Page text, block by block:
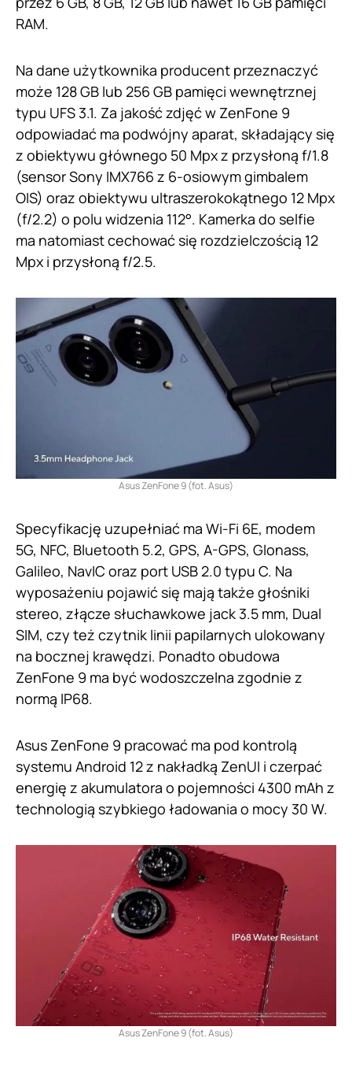
RAM.
Na dane użytkownika producent przeznaczyć
może 128 GB lub 256 GB pamięci wewnętrznej
typu UFS 3.1. Za jakość zdjęć w ZenFone 9
odpowiadać ma podwójny aparat, składający się
z obiektywu głównego 50 Mpx z przysłoną f/1.8
(sensor Sony IMX766 z 6-osiowym gimbalem
OIS) oraz obiektywu ultraszerokokątnego 12 Mpx
(f/2.2) o polu widzenia 112°. Kamerka do selfie
ma natomiast cechować się rozdzielczością 12
Mpx i przysłoną f/2.5.
Asus ZenFone 9 (fot. Asus)
Specyfikację uzupełniać ma Wi-Fi 6E, modem
5G, NFC, Bluetooth 5.2, GPS, A-GPS, Glonass,
Galileo, NavIC oraz port USB 2.0 typu C. Na
wyposażeniu pojawić się mają także głośniki
stereo, złącze słuchawkowe jack 3.5 mm, Dual
SIM, czy też czytnik linii papilarnych ulokowany
na bocznej krawędzi. Ponadto obudowa
ZenFone 9 ma być wodoszczelna zgodnie z
normą IP68.
Asus ZenFone 9 pracować ma pod kontrolą
systemu Android 12 z nakładką ZenUI i czerpać
energię z akumulatora o pojemności 4300 mAh z
technologią szybkiego ładowania o mocy 30 W.
Asus ZenFone 9 (fot. Asus)